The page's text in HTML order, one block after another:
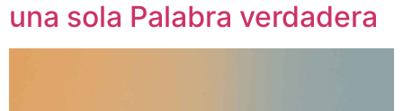
una sola Palabra verdadera